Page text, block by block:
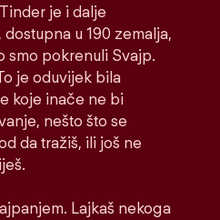
je i dalje
u 190 zemalja,
smo pokrenuli Svajp.
je oduvijek bila
koje inače ne bi
nešto što se
da tražiš, ili još ne
Lajkaš nekoga